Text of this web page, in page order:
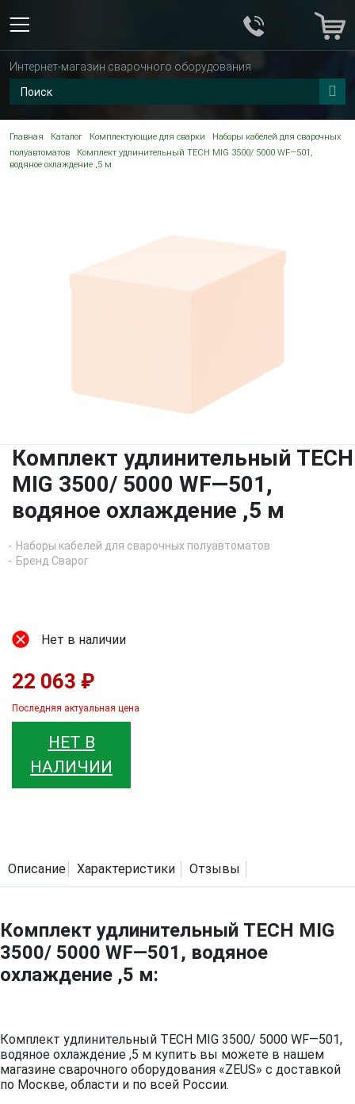
Интернет-магазин сварочного оборудования
Главная Каталог Комплектующие для сварки
Наборы кабелей для сварочных
полуавтоматов
Комплект удлинительный TECH MIG 3500/ 5000 WF—501,
водяное охлаждение ,5 м
Комплект удлинительный TECH
MIG 3500/ 5000 WF—501,
водяное охлаждение ,5 м
Наборы кабелей для сварочных полуавтоматов
Бренд Сварог
Нет в наличии
22 063 ₽
Последняя актуальная цена
НЕТ В
НАЛИЧИИ
Описание Характеристики Отзывы
Комплект удлинительный TECH MIG
3500/ 5000 WF—501, водяное
охлаждение ,5 м:
Комплект удлинительный TECH MIG 3500/ 5000 WF—501,
водяное охлаждение ,5 м купить вы можете в нашем
магазине сварочного оборудования «ZEUS» с доставкой
по Москве, области и по всей России.